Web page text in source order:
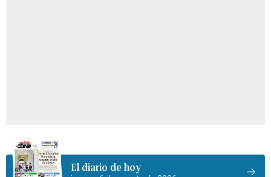
El diario de hoy